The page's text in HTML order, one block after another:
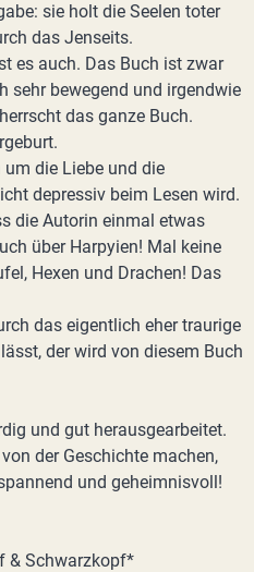
sie holt die Seelen toter
das Jenseits.
es auch. Das Buch ist zwar
sehr bewegend und irgendwie
das ganze Buch.
die Liebe und die
depressiv beim Lesen wird.
die Autorin einmal etwas
über Harpyien! Mal keine
Hexen und Drachen! Das
das eigentlich eher traurige
der wird von diesem Buch
und gut herausgearbeitet.
der Geschichte machen,
und geheimnisvoll!
& Schwarzkopf*